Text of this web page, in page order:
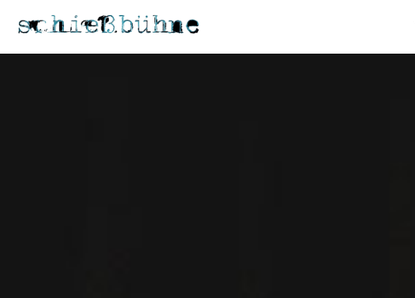
Theaterhaus Schießbühne